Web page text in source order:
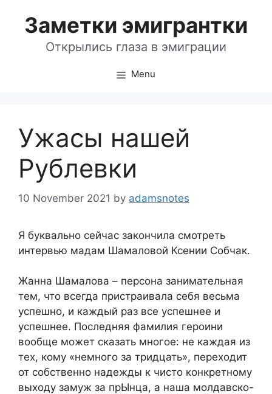
contentЗаметки эмигрантки
Открылись глаза в эмиграции
Menu
Ужасы нашей
Рублевки
10 November 2021 by adamsnotes
Я буквально сейчас закончила смотреть
интервью мадам Шамаловой Ксении Собчак.
Жанна Шамалова – персона занимательная
тем, что всегда пристраивала себя весьма
успешно, и каждый раз все успешнее и
успешнее. Последняя фамилия героини
вообще может сказать многое: не каждая из
тех, кому «немного за тридцать», переходит
от собственно надежды к чисто конкретному
выходу замуж за прЫнца, а наша молдавско-